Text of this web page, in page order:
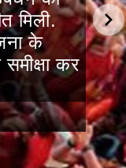
मिली.
के
कर